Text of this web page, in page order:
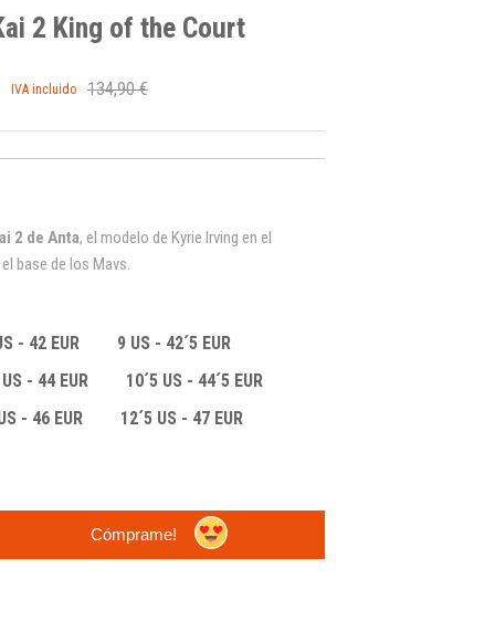
2 King of the Court
IVA incluido 134,90 €
2 de Anta, el modelo de Kyrie Irving en el
base de los Mavs.
- 42 EUR
9 US - 42´5 EUR
- 44 EUR
10´5 US - 44´5 EUR
- 46 EUR
12´5 US - 47 EUR
Cómprame!